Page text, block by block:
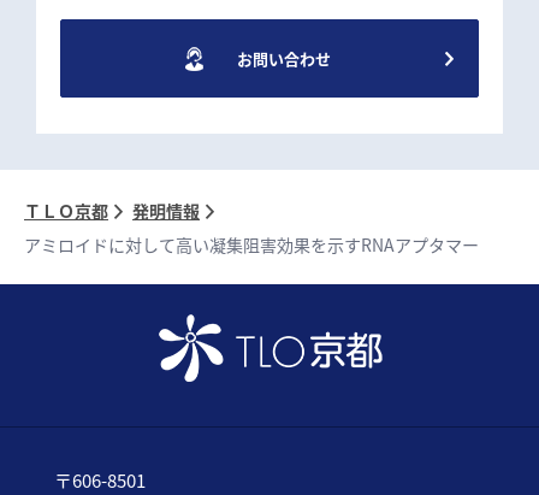
お問い合わせ
ＴＬＯ京都
発明情報
アミロイドに対して高い凝集阻害効果を示すRNAアプタマー
〒606-8501